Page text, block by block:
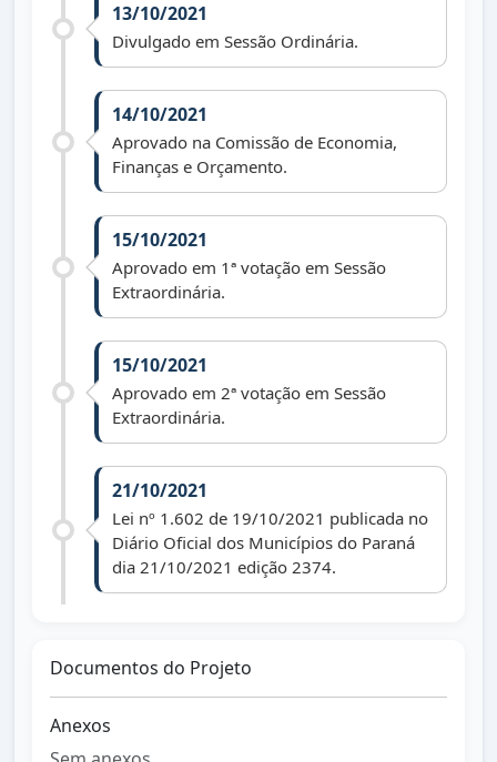
13/10/2021
Divulgado em Sessão Ordinária.
14/10/2021
Aprovado na Comissão de Economia,
Finanças e Orçamento.
15/10/2021
Aprovado em 1ª votação em Sessão
Extraordinária.
15/10/2021
Aprovado em 2ª votação em Sessão
Extraordinária.
21/10/2021
Lei nº 1.602 de 19/10/2021 publicada no
Diário Oficial dos Municípios do Paraná
dia 21/10/2021 edição 2374.
Documentos do Projeto
Anexos